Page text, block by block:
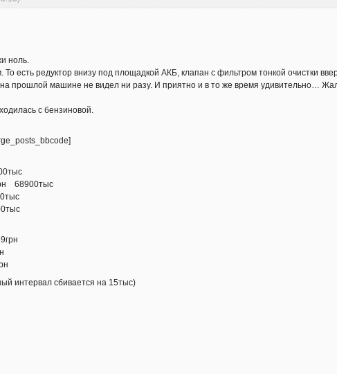
ноль.
есть редуктор внизу под площадкой АКБ, клапан с фильтром тонкой очистки
прошлой машине не видел ни разу. И приятно и в то же время удивительно…
с бензиновой.
68900тыс
интервал сбивается на 15тыс)